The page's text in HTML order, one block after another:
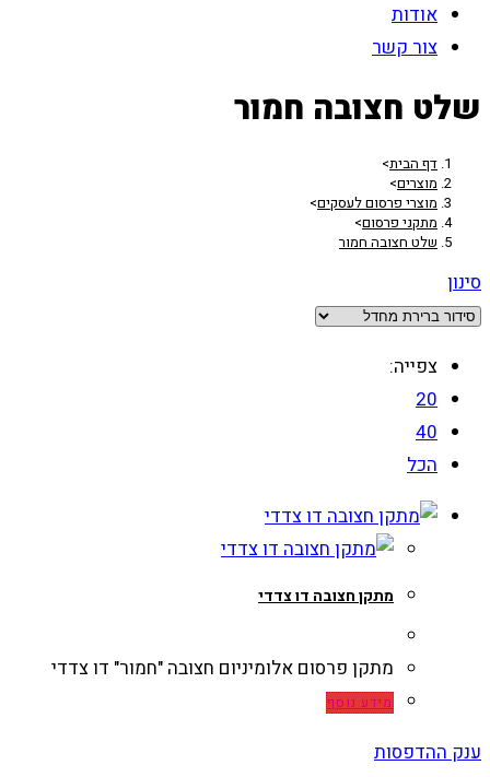
אודות
צור קשר
שלט חצובה חמור
דף הבית>
מוצרים>
מוצרי פרסום לעסקים>
מתקני פרסום>
שלט חצובה חמור
סינון
צפייה:
20
40
הכל
מתקן חצובה דו צדדי
מתקן פרסום אלומיניום חצובה "חמור" דו צדדי
מידע נוסף
ענק ההדפסות